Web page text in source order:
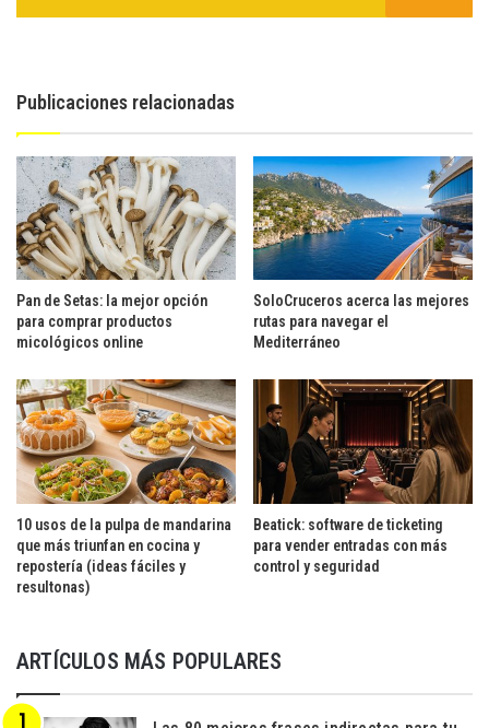
Publicaciones relacionadas
Pan de Setas: la mejor opción
para comprar productos
micológicos online
SoloCruceros acerca las mejores
rutas para navegar el
Mediterráneo
10 usos de la pulpa de mandarina
que más triunfan en cocina y
repostería (ideas fáciles y
resultonas)
Beatick: software de ticketing
para vender entradas con más
control y seguridad
ARTÍCULOS MÁS POPULARES